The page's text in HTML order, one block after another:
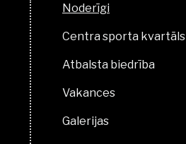
Noderīgi
Centra sporta kvartāls
Atbalsta biedrība
Vakances
Galerijas